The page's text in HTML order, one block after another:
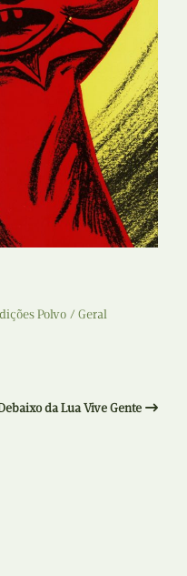
Polvo Geral
da Lua Vive Gente